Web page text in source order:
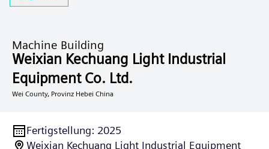
Machine Building
Weixian Kechuang Light Industrial
Equipment Co. Ltd.
Wei County, Provinz Hebei China
Fertigstellung: 2025
Weixian Kechuang Light Industrial Equipment